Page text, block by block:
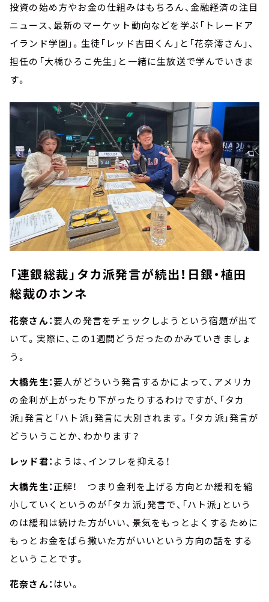
投資の始め方やお金の仕組みはもちろん、金融経済の注目
ニュース、最新のマーケット動向などを学ぶ「トレードア
イランド学園」。生徒「レッド吉田くん」と「花奈澪さん」、
担任の「大橋ひろこ先生」と一緒に生放送で学んでいきま
す。
「連銀総裁」タカ派発言が続出！日銀・植田
総裁のホンネ
花奈さん：要人の発言をチェックしようという宿題が出て
いて。実際に、この1週間どうだったのかみていきましょ
う。
大橋先生：要人がどういう発言するかによって、アメリカ
の金利が上がったり下がったりするわけですが、「タカ
派」発言と「ハト派」発言に大別されます。「タカ派」発言が
どういうことか、わかります？
レッド君： ようは、インフレを抑える！
大橋先生：正解！ つまり金利を上げる方向とか緩和を縮
小していくというのが「タカ派」発言で、「ハト派」という
のは緩和は続けた方がいい、景気をもっとよくするために
もっとお金をばら撒いた方がいいという方向の話をする
ということです。
花奈さん： はい。